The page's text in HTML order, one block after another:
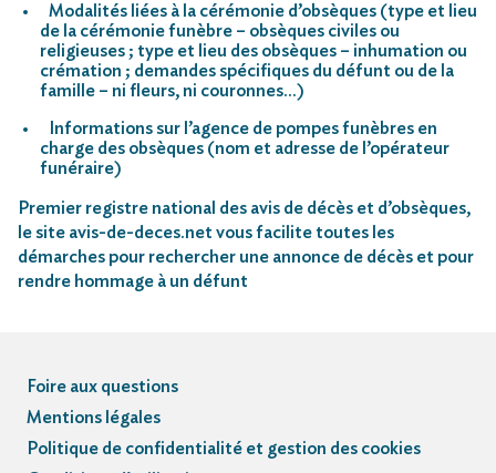
Modalités liées à la cérémonie d’obsèques (type et lieu
de la cérémonie funèbre – obsèques civiles ou
religieuses ; type et lieu des obsèques – inhumation ou
crémation ; demandes spécifiques du défunt ou de la
famille – ni fleurs, ni couronnes…)
Informations sur l’agence de pompes funèbres en
charge des obsèques (nom et adresse de l’opérateur
funéraire)
Premier registre national des avis de décès et d’obsèques,
le site avis-de-deces.net vous facilite toutes les
démarches pour rechercher une annonce de décès et pour
rendre hommage à un défunt
Foire aux questions
Mentions légales
Politique de confidentialité et gestion des cookies